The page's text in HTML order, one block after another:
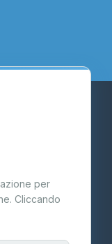
per
Cliccando